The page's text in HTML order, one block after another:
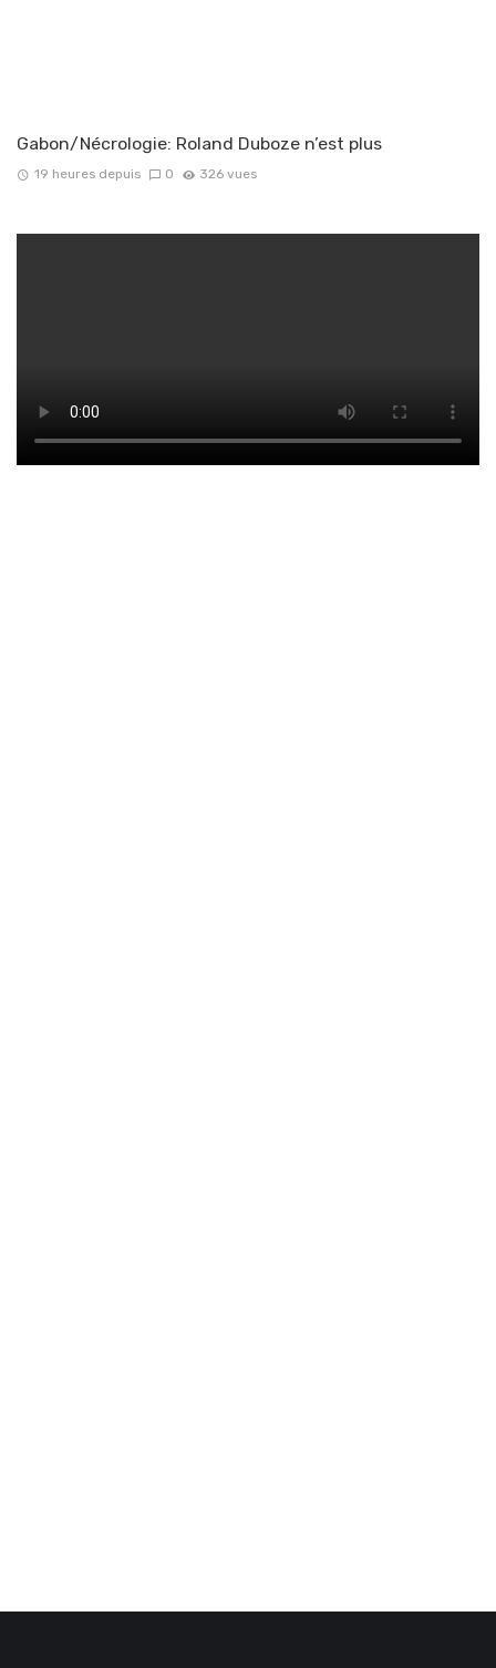
Gabon/Nécrologie: Roland Duboze n’est plus
19 heures depuis 0 326 vues